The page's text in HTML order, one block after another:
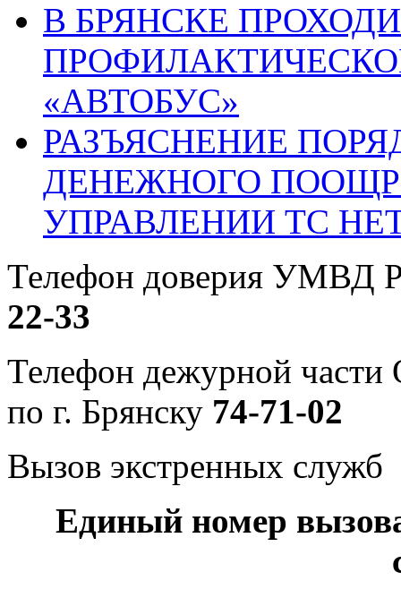
В БРЯНСКЕ
«АВТОБУС»
РАЗЪЯСНЕНИЕ
ДЕНЕЖНОГО
УПРАВЛЕНИИ ТС
Телефон доверия УМВД
22-33
Телефон дежурной
по г. Брянску 74-71-02
Вызов экстренных служб
Единый номер